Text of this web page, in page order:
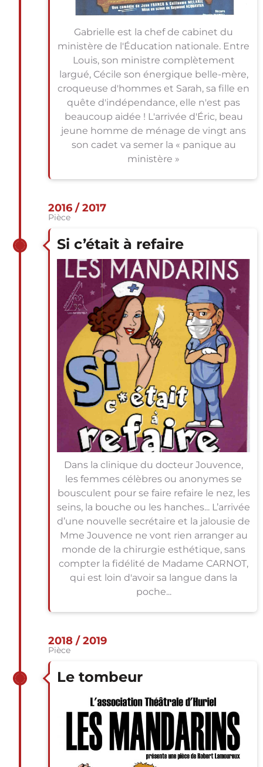
Gabrielle est la chef de cabinet du
ministère de l'Éducation nationale. Entre
Louis, son ministre complètement
largué, Cécile son énergique belle-mère,
croqueuse d'hommes et Sarah, sa fille en
quête d'indépendance, elle n'est pas
beaucoup aidée ! L'arrivée d'Éric, beau
jeune homme de ménage de vingt ans
son cadet va semer la « panique au
ministère »
2016 / 2017
Pièce
Si c’était à refaire
Dans la clinique du docteur Jouvence,
les femmes célèbres ou anonymes se
bousculent pour se faire refaire le nez, les
seins, la bouche ou les hanches... L’arrivée
d’une nouvelle secrétaire et la jalousie de
Mme Jouvence ne vont rien arranger au
monde de la chirurgie esthétique, sans
compter la fidélité de Madame CARNOT,
qui est loin d'avoir sa langue dans la
poche...
2018 / 2019
Pièce
Le tombeur